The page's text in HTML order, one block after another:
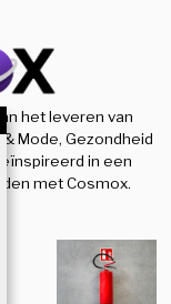
het leveren van
Mode, Gezondheid
in een
met Cosmox.